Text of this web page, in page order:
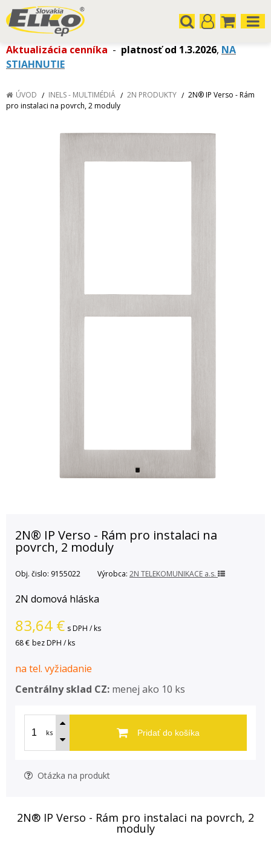
Aktualizácia cenníka - platnosť od 1.3.2026, NA
STIAHNUTIE
ÚVOD INELS - MULTIMÉDIÁ 2N PRODUKTY
2N® IP Verso - Rám
pro instalaci na povrch, 2 moduly
2N® IP Verso - Rám pro instalaci na
povrch, 2 moduly
Obj. čislo: 9155022 Výrobca: 2N TELEKOMUNIKACE a.s.
2N domová hláska
83,64 € s DPH / ks
68 € bez DPH / ks
na tel. vyžiadanie
Centrálny sklad CZ: menej ako 10 ks
ks Pridať do košíka
Otázka na produkt
2N® IP Verso - Rám pro instalaci na povrch, 2
moduly